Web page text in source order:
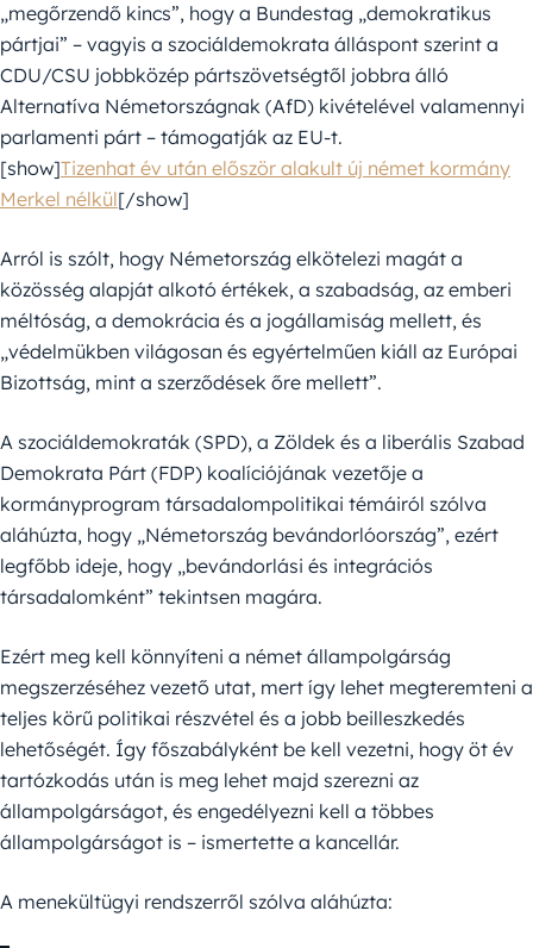
„megőrzendő kincs”, hogy a Bundestag „demokratikus
pártjai” – vagyis a szociáldemokrata álláspont szerint a
CDU/CSU jobbközép pártszövetségtől jobbra álló
Alternatíva Németországnak (AfD) kivételével valamennyi
parlamenti párt – támogatják az EU-t.
[show]Tizenhat év után először alakult új német kormány
Merkel nélkül[/show]
Arról is szólt, hogy Németország elkötelezi magát a
közösség alapját alkotó értékek, a szabadság, az emberi
méltóság, a demokrácia és a jogállamiság mellett, és
„védelmükben világosan és egyértelműen kiáll az Európai
Bizottság, mint a szerződések őre mellett”.
A szociáldemokraták (SPD), a Zöldek és a liberális Szabad
Demokrata Párt (FDP) koalíciójának vezetője a
kormányprogram társadalompolitikai témáiról szólva
aláhúzta, hogy „Németország bevándorlóország”, ezért
legfőbb ideje, hogy „bevándorlási és integrációs
társadalomként” tekintsen magára.
Ezért meg kell könnyíteni a német állampolgárság
megszerzéséhez vezető utat, mert így lehet megteremteni a
teljes körű politikai részvétel és a jobb beilleszkedés
lehetőségét. Így főszabályként be kell vezetni, hogy öt év
tartózkodás után is meg lehet majd szerezni az
állampolgárságot, és engedélyezni kell a többes
állampolgárságot is – ismertette a kancellár.
A menekültügyi rendszerről szólva aláhúzta: